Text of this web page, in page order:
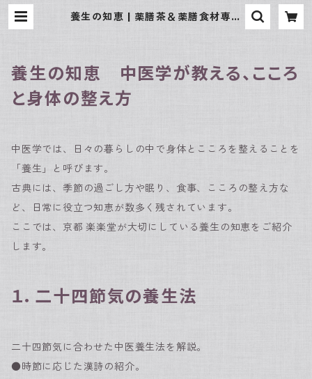
養生の知恵 | 薬膳茶＆薬膳食材専門
養生の知恵 中医学が教える、こころ
と身体の整え方
中医学では、日々の暮らしの中で身体とこころを整えることを
「養生」と呼びます。
古典には、季節の過ごし方や眠り、食事、こころの整え方な
ど、日常に役立つ知恵が数多く残されています。
ここでは、京都 楽楽堂が大切にしている養生の知恵をご紹介
します。
１．二十四節気の養生法
二十四節気に合わせた中医養生法を解説。
●時節に応じた漢詩の紹介。